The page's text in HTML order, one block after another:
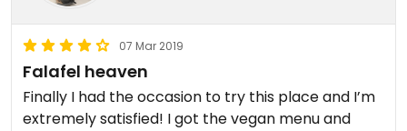
07 Mar 2019
Falafel heaven
Finally I had the occasion to try this place and I’m
extremely satisfied! I got the vegan menu and